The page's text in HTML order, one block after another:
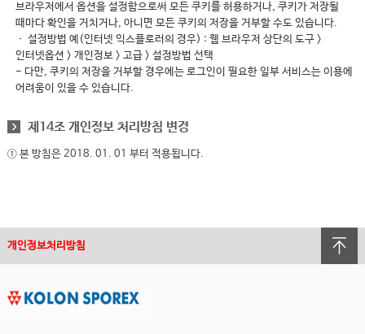
브라우저에서 옵션을 설정함으로써 모든 쿠키를 허용하거나, 쿠키가 저장될
때마다 확인을 거치거나, 아니면 모든 쿠키의 저장을 거부할 수도 있습니다.
ㆍ 설정방법 예(인터넷 익스플로러의 경우) : 웹 브라우저 상단의 도구 >
인터넷옵션 > 개인정보 > 고급 > 설정방법 선택
- 다만, 쿠키의 저장을 거부할 경우에는 로그인이 필요한 일부 서비스는 이용에
어려움이 있을 수 있습니다.
제14조 개인정보 처리방침 변경
① 본 방침은 2018. 01. 01 부터 적용됩니다.
개인정보처리방침